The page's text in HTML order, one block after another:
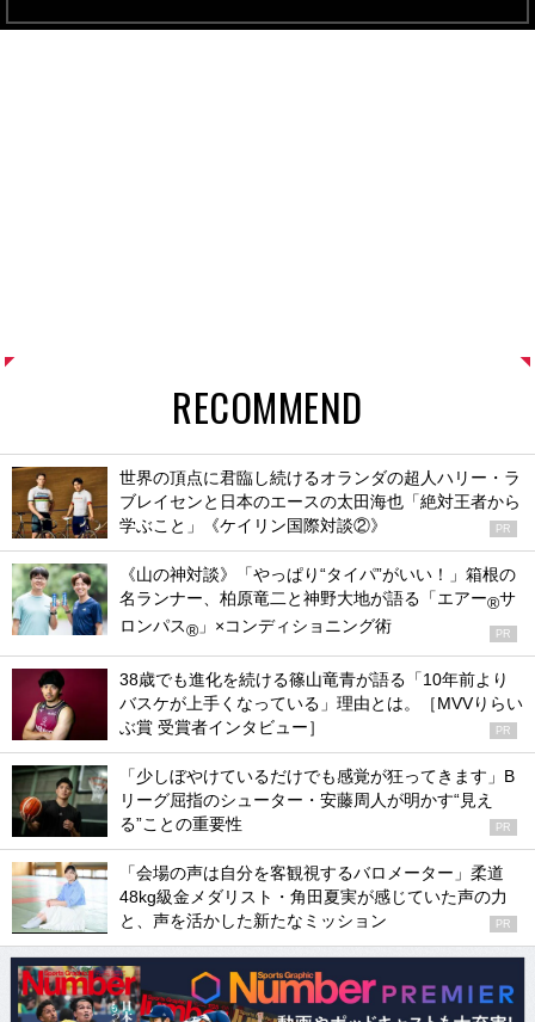
RECOMMEND
世界の頂点に君臨し続けるオランダの超人ハリー・ラ
ブレイセンと日本のエースの太田海也「絶対王者から
学ぶこと」《ケイリン国際対談②》
PR
《山の神対談》「やっぱり“タイパ”がいい！」箱根の
名ランナー、柏原竜二と神野大地が語る「エアー®サ
ロンパス® 」×コンディショニング術 PR
38歳でも進化を続ける篠山竜青が語る「10年前より
バスケが上手くなっている」理由とは。［MVVりらい
ぶ賞 受賞者インタビュー］
PR
「少しぼやけているだけでも感覚が狂ってきます」B
リーグ屈指のシューター・安藤周人が明かす“見え
る”ことの重要性
PR
「会場の声は自分を客観視するバロメーター」柔道
48kg級金メダリスト・角田夏実が感じていた声の力
と、声を活かした新たなミッション
PR